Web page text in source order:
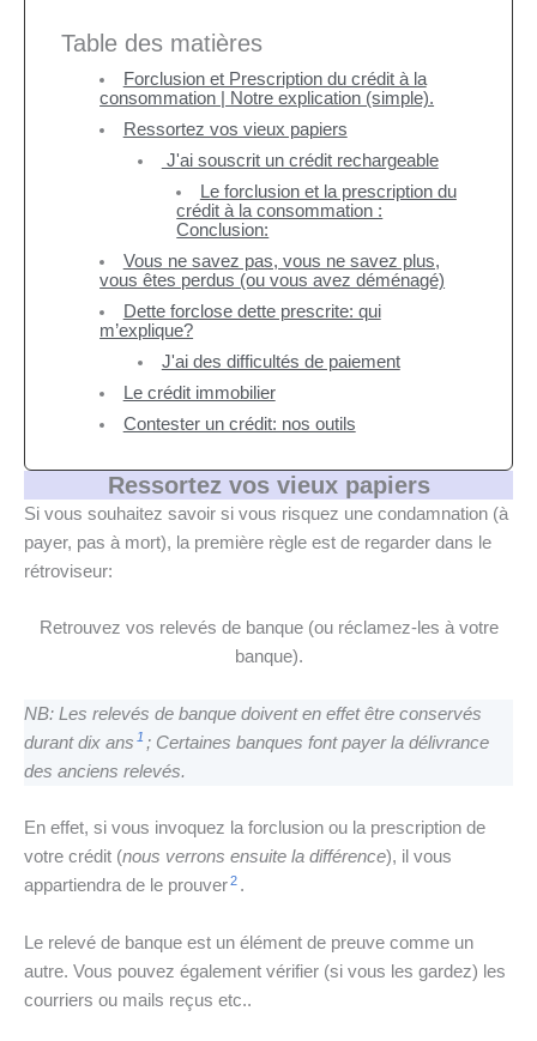
Table des matières
Forclusion et Prescription du crédit à la
consommation | Notre explication (simple).
Ressortez vos vieux papiers
J'ai souscrit un crédit rechargeable
Le forclusion et la prescription du
crédit à la consommation :
Conclusion:
Vous ne savez pas, vous ne savez plus,
vous êtes perdus (ou vous avez déménagé)
Dette forclose dette prescrite: qui
m’explique?
J'ai des difficultés de paiement
Le crédit immobilier
Contester un crédit: nos outils
Ressortez vos vieux papiers
Si vous souhaitez savoir si vous risquez une condamnation (à
payer, pas à mort), la première règle est de regarder dans le
rétroviseur:
Retrouvez vos relevés de banque (ou réclamez-les à votre
banque).
NB: Les relevés de banque doivent en effet être conservés
durant dix ans 1 ; Certaines banques font payer la délivrance
des anciens relevés.
En effet, si vous invoquez la forclusion ou la prescription de
votre crédit (nous verrons ensuite la différence), il vous
appartiendra de le prouver2 .
Le relevé de banque est un élément de preuve comme un
autre. Vous pouvez également vérifier (si vous les gardez) les
courriers ou mails reçus etc..